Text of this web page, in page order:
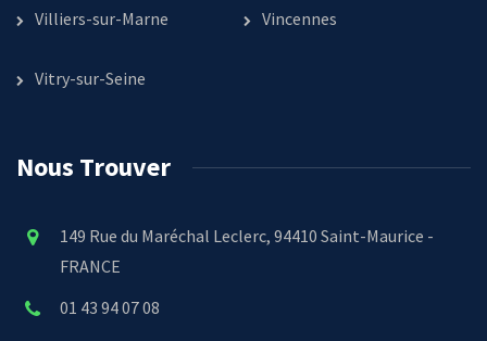
Villiers-sur-Marne Vincennes
Vitry-sur-Seine
Nous Trouver
149 Rue du Maréchal Leclerc, 94410 Saint-Maurice -
FRANCE
01 43 94 07 08